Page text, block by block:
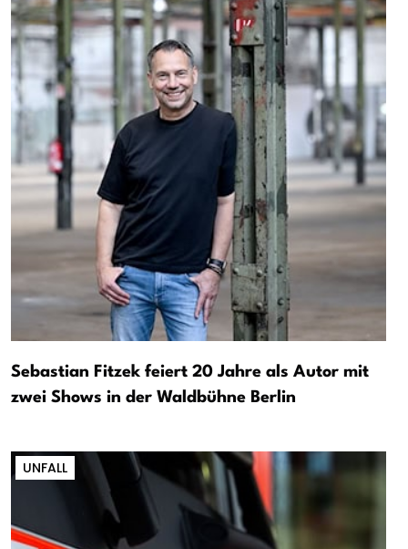
Sebastian Fitzek feiert 20 Jahre als Autor mit
zwei Shows in der Waldbühne Berlin
UNFALL